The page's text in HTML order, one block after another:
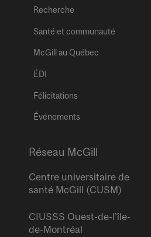
Recherche
Santé et communauté
McGill au Québec
ÉDI
Félicitations
Événements
Réseau McGill
Centre universitaire de
santé McGill (CUSM)
CIUSSS Ouest-de-l’île-
de-Montréal